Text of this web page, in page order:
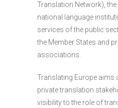
Translation Network), the
national language
services of the public
the Member States and
associations.
Translating Europe aims
private translation
visibility to the role of